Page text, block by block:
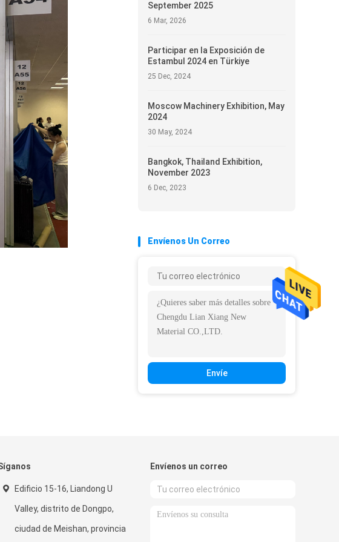
September 2025
6 Mar, 2026
Participar en la Exposición de
Estambul 2024 en Türkiye
25 Dec, 2024
Moscow Machinery Exhibition, May
2024
30 May, 2024
Bangkok, Thailand Exhibition,
November 2023
6 Dec, 2023
Envíenos Un Correo
Envíe
Edificio 15-16, Liandong U
Valley, distrito de Dongpo,
ciudad de Meishan, provincia
Envíenos un correo